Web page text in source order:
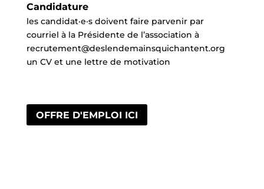
Candidature
les candidat·e·s doivent faire parvenir par
courriel à la Présidente de l’association à
recrutement@deslendemainsquichantent.org
un CV et une lettre de motivation
OFFRE D'EMPLOI ICI